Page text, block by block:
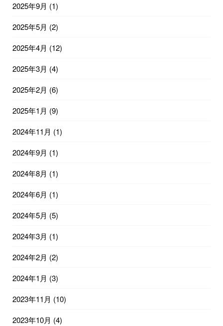
2025年9月 (1)
2025年5月 (2)
2025年4月 (12)
2025年3月 (4)
2025年2月 (6)
2025年1月 (9)
2024年11月 (1)
2024年9月 (1)
2024年8月 (1)
2024年6月 (1)
2024年5月 (5)
2024年3月 (1)
2024年2月 (2)
2024年1月 (3)
2023年11月 (10)
2023年10月 (4)